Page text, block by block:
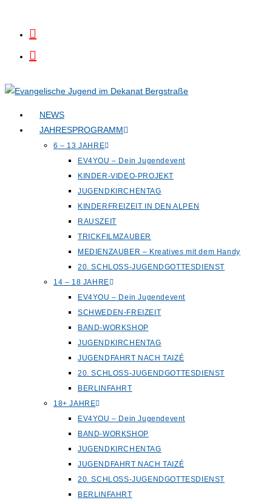
springen
NEWS
JAHRESPROGRAMM
6 – 13 JAHRE
EV4YOU – Dein Jugendevent
KINDER-VIDEO-PROJEKT
JUGENDKIRCHENTAG
KINDERFREIZEIT IN DEN ALPEN
RAUSZEIT
TRICKFILMZAUBER
MEDIENZAUBER – Kreatives mit dem Handy
20. SCHLOSS-JUGENDGOTTESDIENST
14 – 18 JAHRE
EV4YOU – Dein Jugendevent
SCHWEDEN-FREIZEIT
BAND-WORKSHOP
JUGENDKIRCHENTAG
JUGENDFAHRT NACH TAIZÉ
20. SCHLOSS-JUGENDGOTTESDIENST
BERLINFAHRT
18+ JAHRE
EV4YOU – Dein Jugendevent
BAND-WORKSHOP
JUGENDKIRCHENTAG
JUGENDFAHRT NACH TAIZÉ
20. SCHLOSS-JUGENDGOTTESDIENST
BERLINFAHRT